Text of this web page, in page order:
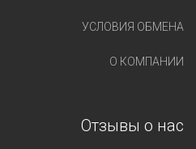
УСЛОВИЯ ОБМЕНА
О КОМПАНИИ
Отзывы о нас